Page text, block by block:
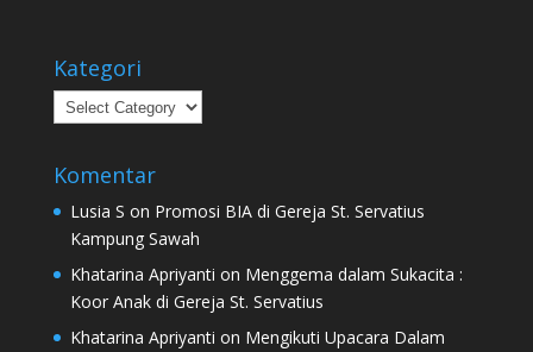
Kategori
Kategori
Komentar
Lusia S on Promosi BIA di Gereja St. Servatius
Kampung Sawah
Khatarina Apriyanti on Menggema dalam Sukacita :
Koor Anak di Gereja St. Servatius
Khatarina Apriyanti on Mengikuti Upacara Dalam